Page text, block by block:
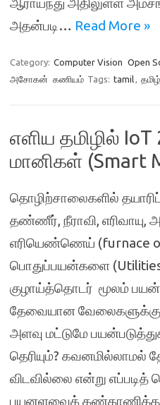
அதன்படி… Read More »
Category: Computer Vision Open
அசோகன் கணியம் Tags: tamil, தமிழ்
எளிய தமிழில் IoT
மானிகள் (Smart
தொழிற்சாலைகளில்
தண்ணீர், நீராவி, எரிவாயு,
எரியெண்ணெய் (furnace
பொதுப்பயன்களை (Utilities)
குழாய்த்தொடர் மூலம்
தேவையான
அளவு மட்டுமே
தெரியும்? கவனமில்லாமல்
விடவில்லை என்று எப்படித்
பயனளவைக் கண்காணித்தல்